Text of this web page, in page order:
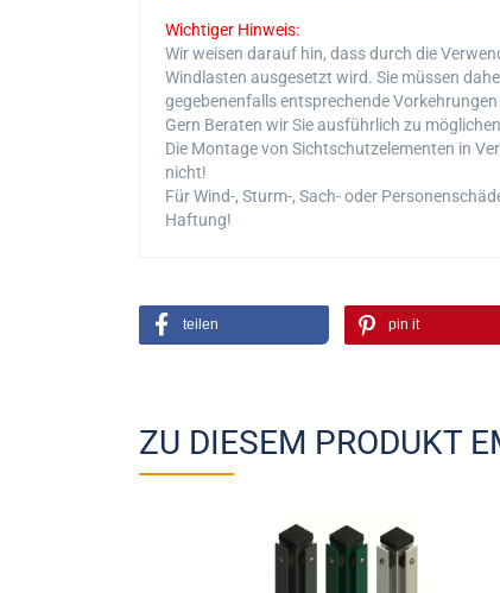
Wichtiger Hinweis:
Wir weisen darauf hin, dass durch die
Windlasten ausgesetzt wird. Sie müssen
gegebenenfalls entsprechende
Gern Beraten wir Sie ausführlich zu
Die Montage von Sichtschutzelementen in
nicht!
Für Wind-, Sturm-, Sach- oder
Haftung!
teilen pin it
ZU DIESEM PRODUKT